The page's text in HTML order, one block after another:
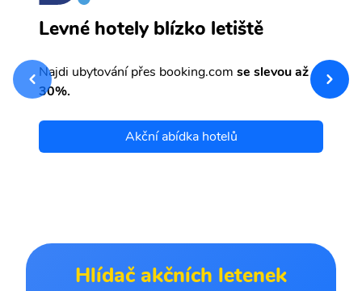
Levné hotely blízko letiště
Najdi ubytování přes booking.com se slevou až
30%.
Akční abídka hotelů
Hlídač akčních letenek